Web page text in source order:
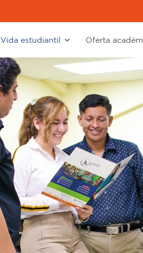
Vida estudiantil Oferta